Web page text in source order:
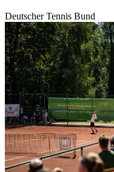
Deutscher Tennis Bund